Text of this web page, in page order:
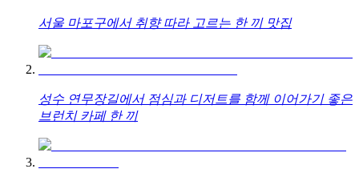
서울 마포구에서 취향 따라 고르는 한 끼 맛집
성수 연무장길에서 점심과 디저트를 함께 이어가기 좋은
브런치 카페 한 끼